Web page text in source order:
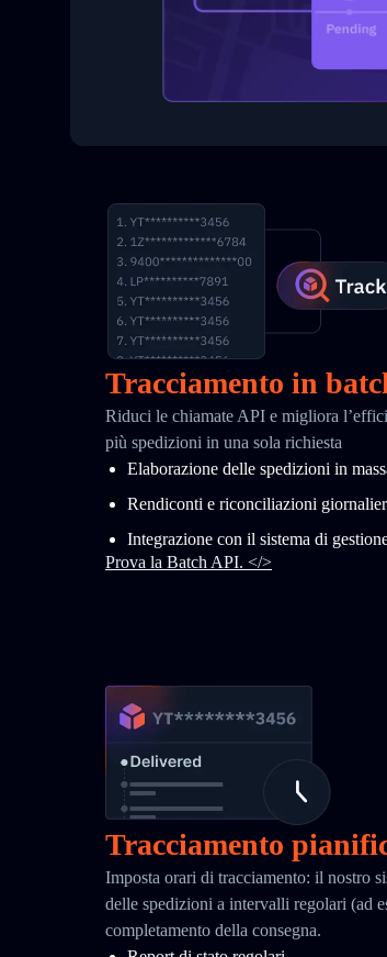
Tracciamento in
Riduci le chiamate API e migliora
più spedizioni in una sola richiesta
Elaborazione delle spedizioni in
Rendiconti e riconciliazioni
Integrazione con il sistema di
Prova la Batch API. </>
Tracciamento
Imposta orari di tracciamento: il nostro
delle spedizioni a intervalli regolari (ad
completamento della consegna.